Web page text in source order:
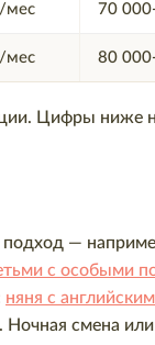
мес 70
мес 80
Цифры ниже
подход —
с особыми
няня с
смена